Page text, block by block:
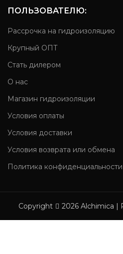
ПОЛЬЗОВАТЕЛЮ:
Рассрочка на гидроизоляцию
Крупный ОПТ
Стать дилером
О нас
Магазин гидроизоляции
Условия оплаты
Условия доставки
Условия возврата или обмена
Политика конфиденциальности
Copyright 2026 Alchimica |